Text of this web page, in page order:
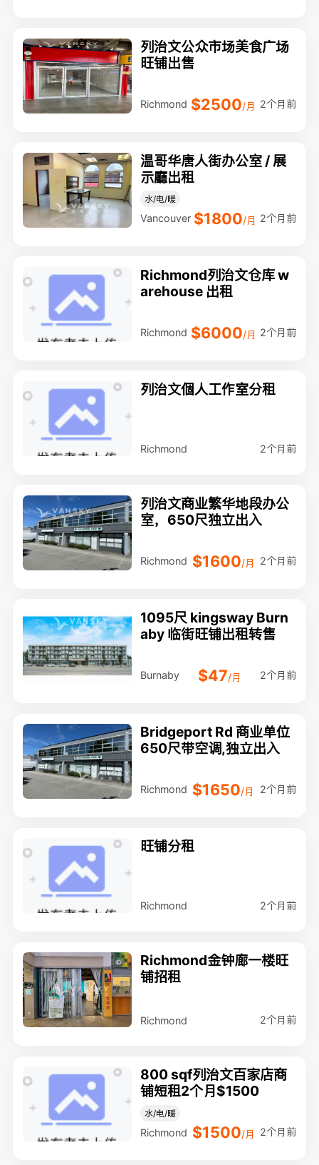
列治文公众市场美食广场
旺铺出售
Richmond $2500/月 2个月前
温哥华唐人街办公室 / 展
示廳出租
水/电/暖
Vancouver $1800/月 2个月前
Richmond列治文仓库 w
arehouse 出租
Richmond $6000/月 2个月前
列治文個人工作室分租
Richmond 2个月前
列治文商业繁华地段办公
室，650尺独立出入
Richmond $1600/月 2个月前
1095尺 kingsway Burn
aby 临街旺铺出租转售
Burnaby $47/月 2个月前
Bridgeport Rd 商业单位
650尺带空调,独立出入
Richmond $1650/月 2个月前
旺铺分租
Richmond 2个月前
Richmond金钟廊一楼旺
铺招租
Richmond 2个月前
800 sqf列治文百家店商
铺短租2个月$1500
水/电/暖
Richmond $1500/月 2个月前